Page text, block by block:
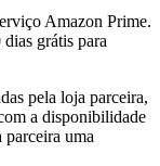
Amazon Prime.
grátis para
pela loja parceira,
a disponibilidade
uma